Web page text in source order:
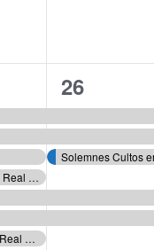
Concierto: Galván Real – Festival de Música de Verano de Úbeda ‘FESTMUVE’
Afterparty Galván Real – Flow Menco
7
eventos,
26